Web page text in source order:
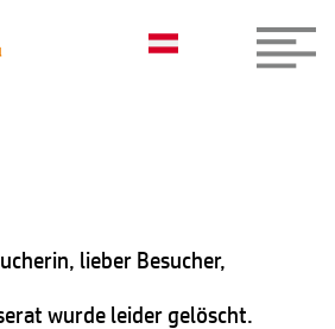
lieber Besucher,
wurde leider gelöscht.